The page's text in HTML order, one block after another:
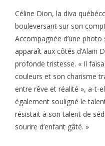
Céline Dion, la diva
bouleversant sur son
Accompagnée d’une
apparaît aux côtés d’Alain
profonde tristesse. « Il
couleurs et son charisme
entre rêve et réalité », a-t-
également souligné le
résistait à son talent de
sourire d’enfant gâté. »